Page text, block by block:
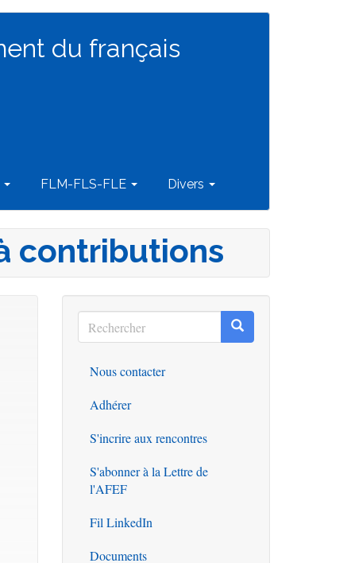
du français
FLM-FLS-FLE Divers
contributions
Rechercher
Rechercher Rechercher
Outils
Nous contacter
Adhérer
S'incrire aux rencontres
S'abonner à la Lettre de
l'AFEF
Fil LinkedIn
Documents